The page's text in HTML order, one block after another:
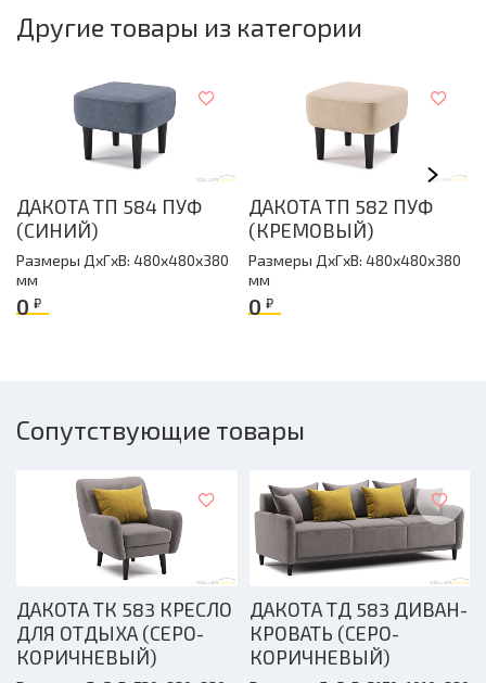
Другие товары из категории
ДАКОТА ТП 584 ПУФ
(СИНИЙ)
Размеры ДxГxВ: 480x480x380
мм
0₽
ДАКОТА ТП 582 ПУФ
(КРЕМОВЫЙ)
Размеры ДxГxВ: 480x480x380
мм
0₽
Сопутствующие товары
ДАКОТА ТК 583 КРЕСЛО
ДЛЯ ОТДЫХА (СЕРО-
КОРИЧНЕВЫЙ)
ДАКОТА ТД 583 ДИВАН-
КРОВАТЬ (СЕРО-
КОРИЧНЕВЫЙ)